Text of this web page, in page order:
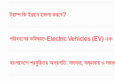
ট্রাম্প কি ইরানে হামলা করবে?
পরিবহনের ভবিষ্যত-Electric Vehicles (EV)
বাংলাদেশে প্রযুক্তির অগ্রগতি: সমস্যা, সম্ভাবনা ও